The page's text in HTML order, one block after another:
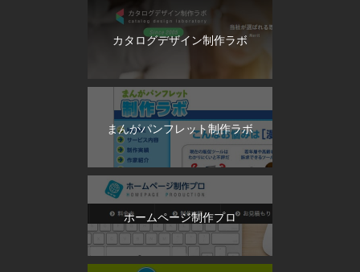
カタログデザイン制作ラボ
まんがパンフレット制作ラボ
ホームページ制作プロ